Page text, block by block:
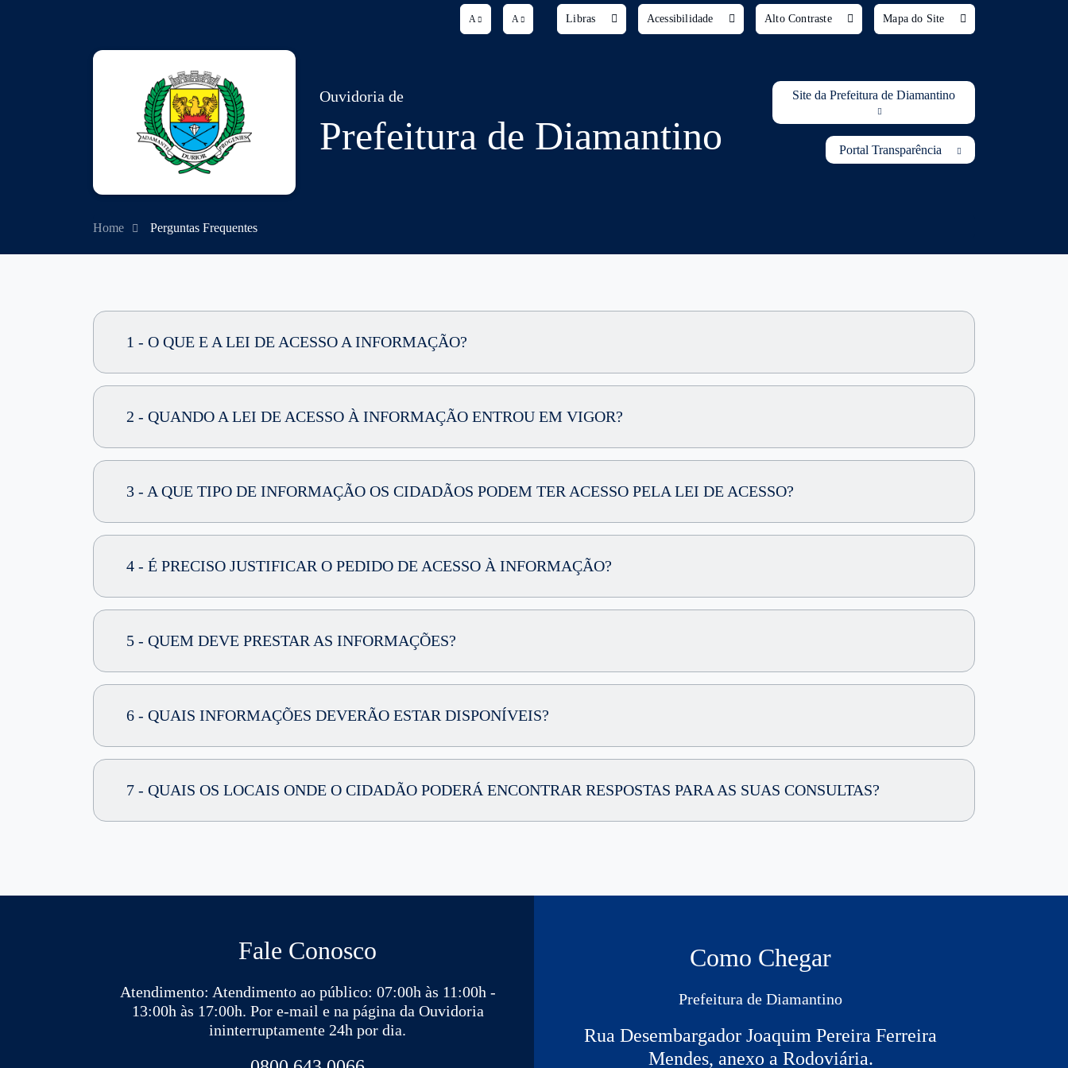
A A Libras Acessibilidade Alto Contraste Mapa do Site
Ouvidoria de
Prefeitura de Diamantino
Site da Prefeitura de Diamantino
Portal Transparência
Home Perguntas Frequentes
1 - O QUE E A LEI DE ACESSO A INFORMAÇÃO?
2 - QUANDO A LEI DE ACESSO À INFORMAÇÃO ENTROU EM VIGOR?
3 - A QUE TIPO DE INFORMAÇÃO OS CIDADÃOS PODEM TER ACESSO PELA LEI DE ACESSO?
4 - É PRECISO JUSTIFICAR O PEDIDO DE ACESSO À INFORMAÇÃO?
5 - QUEM DEVE PRESTAR AS INFORMAÇÕES?
6 - QUAIS INFORMAÇÕES DEVERÃO ESTAR DISPONÍVEIS?
7 - QUAIS OS LOCAIS ONDE O CIDADÃO PODERÁ ENCONTRAR RESPOSTAS PARA AS SUAS CONSULTAS?
Fale Conosco
Atendimento: Atendimento ao público: 07:00h às 11:00h -
13:00h às 17:00h. Por e-mail e na página da Ouvidoria
ininterruptamente 24h por dia.
Como Chegar
Prefeitura de Diamantino
Rua Desembargador Joaquim Pereira Ferreira
Mendes, anexo a Rodoviária.